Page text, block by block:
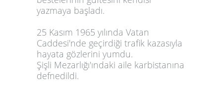
yazmaya başladı.
25 Kasım 1965 yılında Vatan
Caddesi'nde geçirdiği trafik kazasıyla
hayata gözlerini yumdu.
Şişli Mezarlığı'ındaki aile karbistanına
defnedildi.